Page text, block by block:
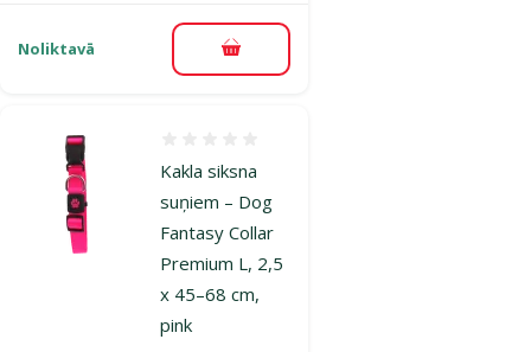
Noliktavā Pievienot grozam
Kakla siksna
suņiem – Dog
Fantasy Collar
Premium L, 2,5
x 45–68 cm,
pink